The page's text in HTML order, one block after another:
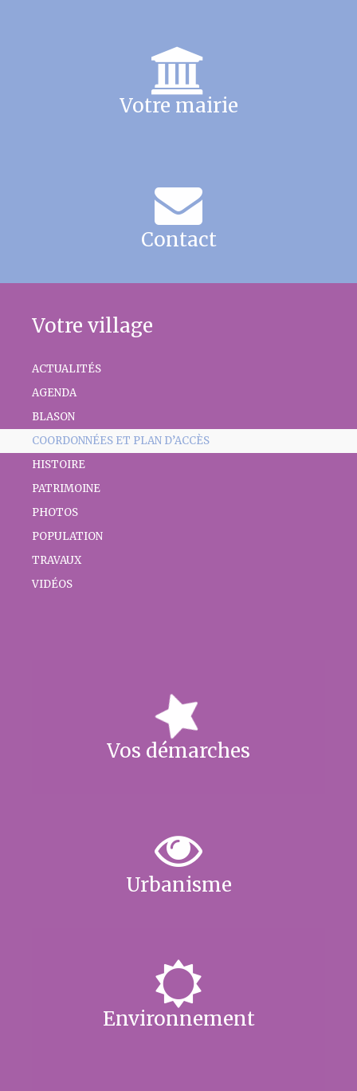
Votre mairie
Contact
Votre village
ACTUALITÉS
AGENDA
BLASON
COORDONNÉES ET PLAN D’ACCÈS
HISTOIRE
PATRIMOINE
PHOTOS
POPULATION
TRAVAUX
VIDÉOS
Vos démarches
Urbanisme
Environnement